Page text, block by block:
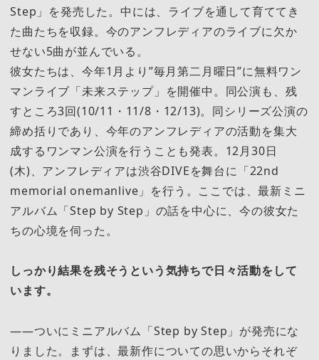
Step」を発売した。中には、ライブを通して育ててき
た曲たちを収録。今のアンフレディアのライブに欠か
せない5曲が並んでいる。
彼女たちは、今年1月より”毎月第二月曜日”に無料ワン
マンライブ「未来ステップ」を開催中。同公演も、残
すところ3回(10/11・11/8・12/13)。同シリーズ公演の
締め括りであり、今年のアンフレディアの活動を集大
成するワンマン公演を行うことも発表。12月30日
(木)、アンフレディアは渋谷DIVEを舞台に「22nd
memorial onemanlive」を行う。ここでは、最新ミニ
アルバム「Step by Step」の話を中心に、今の彼女た
ちの心境を伺った。
しっかり結果を残そうという気持ちで日々活動をして
います。
――ついにミニアルバム「Step by Step」が発売にな
りました。まずは、最新作についての思いからそれぞ